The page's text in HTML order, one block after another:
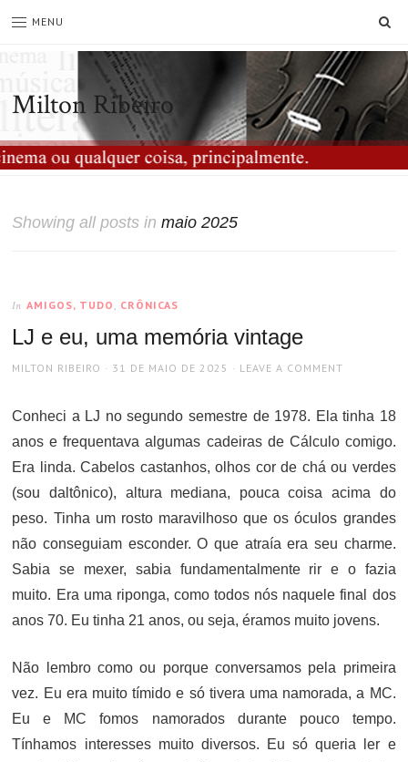
MENU
Milton Ribeiro
Showing all posts inmaio 2025
In AMIGOS, TUDO , CRÔNICAS
LJ e eu, uma memória vintage
AUTHOR
MILTON RIBEIRO
POSTED
31 DE MAIO DE 2025 LEAVE A COMMENT
Conheci a LJ no segundo semestre de 1978. Ela tinha 18
anos e frequentava algumas cadeiras de Cálculo comigo.
Era linda. Cabelos castanhos, olhos cor de chá ou verdes
(sou daltônico), altura mediana, pouca coisa acima do
peso. Tinha um rosto maravilhoso que os óculos grandes
não conseguiam esconder. O que atraía era seu charme.
Sabia se mexer, sabia fundamentalmente rir e o fazia
muito. Era uma riponga, como todos nós naquele final dos
anos 70. Eu tinha 21 anos, ou seja, éramos muito jovens.
Não lembro como ou porque conversamos pela primeira
vez. Eu era muito tímido e só tivera uma namorada, a MC.
Eu e MC fomos namorados durante pouco tempo.
Tínhamos interesses muito diversos. Eu só queria ler e